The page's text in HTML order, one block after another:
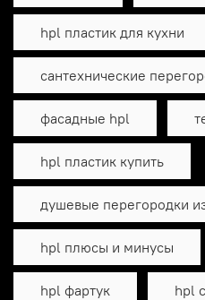
hpl пластик для кухни
сантехнические
фасадные hpl
hpl пластик купить
душевые перегородки
hpl плюсы и минусы
hpl фартук hpl